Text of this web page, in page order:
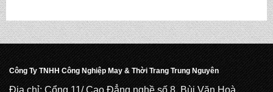
BALO HỌC SINH MS: TN 2070
BALO HỌC SINH MS: TN 2069
Công Ty TNHH Công Nghiệp May & Thời Trang Trung Nguyên
Địa chỉ: Cổng 11/ Cao Đẳng nghề số 8, Bùi Văn Hoà,